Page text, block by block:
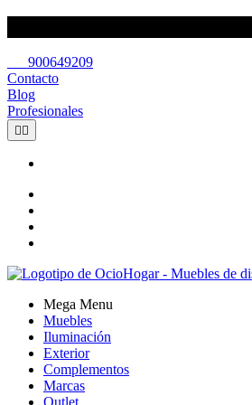
900649209
Contacto
Blog
Profesionales
 
Mega Menu
Muebles
Iluminación
Exterior
Complementos
Marcas
Outlet